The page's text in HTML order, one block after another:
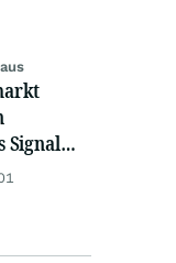
Signal:
Gold